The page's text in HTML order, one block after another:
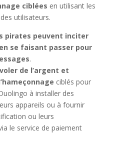
ciblées en utilisant les
utilisateurs.
pirates peuvent inciter
se faisant passer pour
.
voler de l’argent et
ciblés pour
à installer des
appareils ou à fournir
ou leurs
le service de paiement